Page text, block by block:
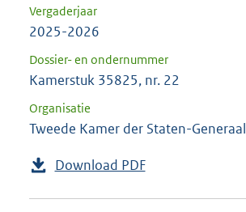
Vergaderjaar
2025-2026
Dossier- en ondernummer
Kamerstuk 35825, nr. 22
Organisatie
Tweede Kamer der Staten-Generaal
Download PDF